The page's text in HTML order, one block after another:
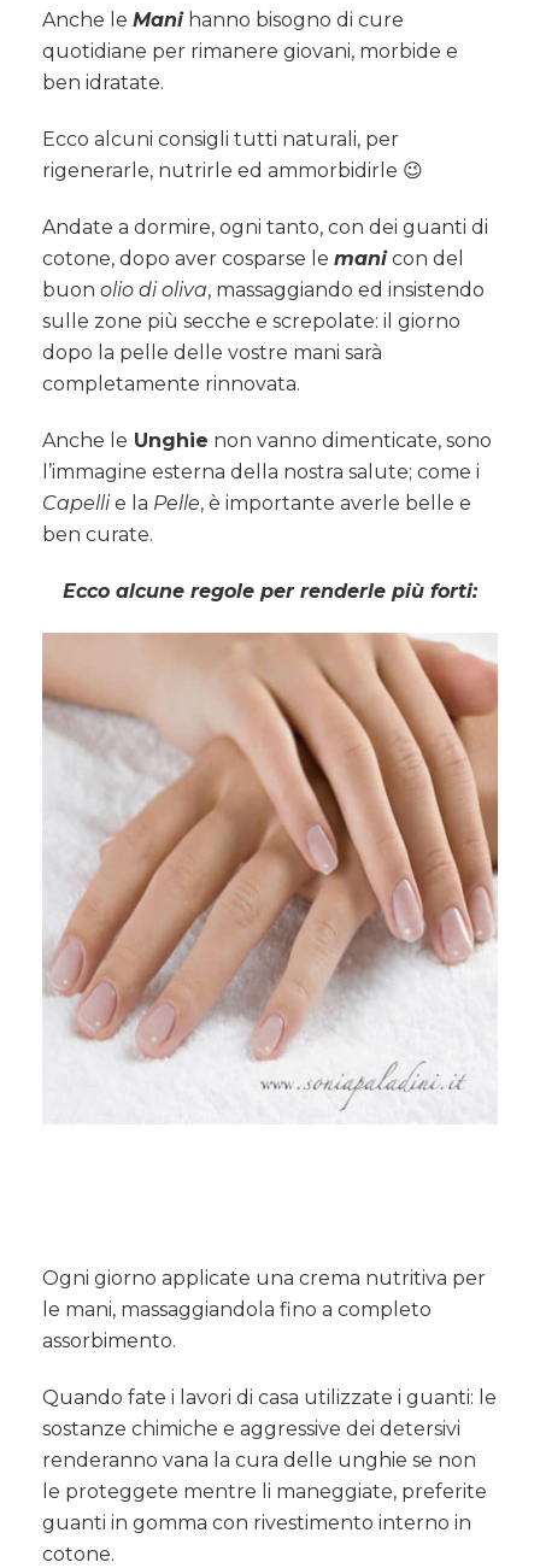
Mani
morbide
e
Anche le Manihanno bisogno di cure
quotidiane per rimanere giovani, morbide e
ben idratate.
Ecco alcuni consigli tutti naturali, per
rigenerarle, nutrirle ed ammorbidirle 😉
Andate a dormire, ogni tanto, con dei guanti di
cotone, dopo aver cosparse le manicon del
buon olio di oliva, massaggiando ed insistendo
sulle zone più secche e screpolate: il giorno
dopo la pelle delle vostre mani sarà
completamente rinnovata.
Anche le Unghie non vanno dimenticate, sono
l’immagine esterna della nostra salute; come i
Capellie la Pelle, è importante averle belle e
ben curate.
Ecco alcune regole per renderle più forti:
Ogni giorno applicate una crema nutritiva per
le mani, massaggiandola fino a completo
assorbimento.
Quando fate i lavori di casa utilizzate i guanti: le
sostanze chimiche e aggressive dei detersivi
renderanno vana la cura delle unghie se non
le proteggete mentre li maneggiate, preferite
guanti in gomma con rivestimento interno in
cotone.